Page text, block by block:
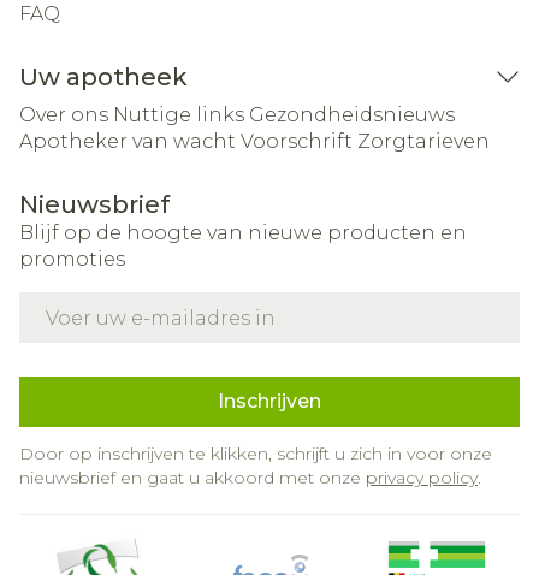
FAQ
Uw apotheek
Over ons Nuttige links Gezondheidsnieuws
Apotheker van wacht Voorschrift Zorgtarieven
Nieuwsbrief
Blijf op de hoogte van nieuwe producten en
promoties
Inschrijven
Door op inschrijven te klikken, schrijft u zich in voor onze
nieuwsbrief en gaat u akkoord met onze privacy policy.